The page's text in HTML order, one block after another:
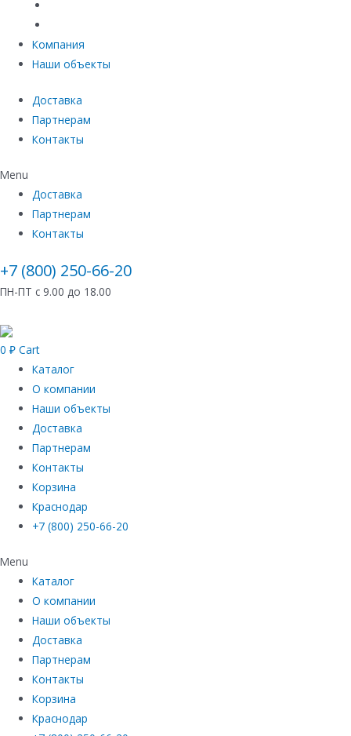
Компания
Наши объекты
Доставка
Партнерам
Контакты
Menu
Доставка
Партнерам
Контакты
+7 (800) 250-66-20
ПН-ПТ с 9.00 до 18.00
0 ₽ Cart
Каталог
О компании
Наши объекты
Доставка
Партнерам
Контакты
Корзина
Краснодар
+7 (800) 250-66-20
Menu
Каталог
О компании
Наши объекты
Доставка
Партнерам
Контакты
Корзина
Краснодар